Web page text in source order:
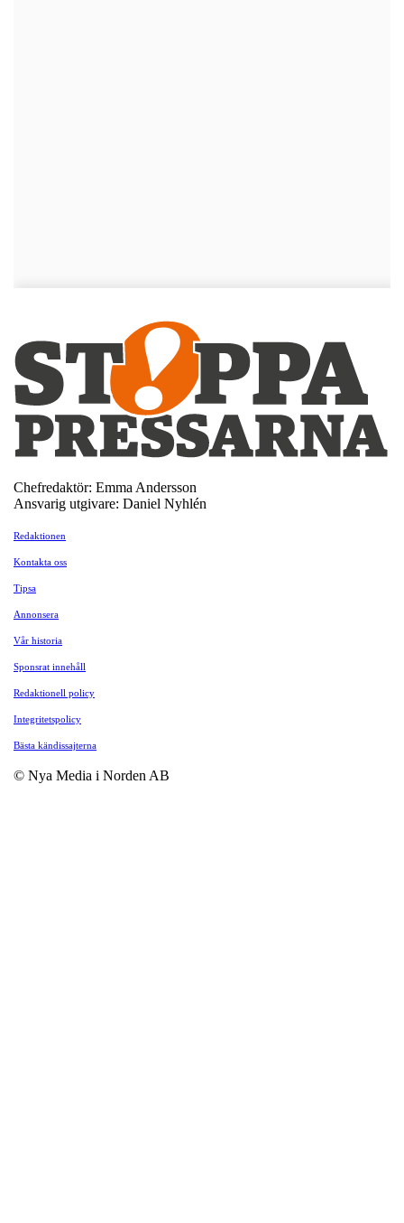
Chefredaktör: Emma Andersson
Ansvarig utgivare: Daniel Nyhlén
Redaktionen
Kontakta oss
Tipsa
Annonsera
Vår historia
Sponsrat innehåll
Redaktionell policy
Integritetspolicy
Bästa kändissajterna
© Nya Media i Norden AB